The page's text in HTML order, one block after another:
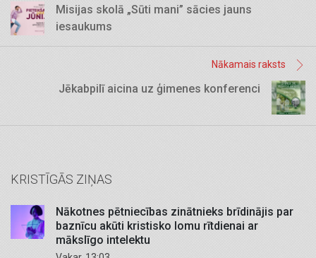
Misijas skolā „Sūti mani” sācies jauns
iesaukums
Nākamais raksts
Jēkabpilī aicina uz ģimenes konferenci
KRISTĪGĀS ZIŅAS
Nākotnes pētniecības zinātnieks brīdinājis par
baznīcu akūti kristisko lomu rītdienai ar
mākslīgo intelektu